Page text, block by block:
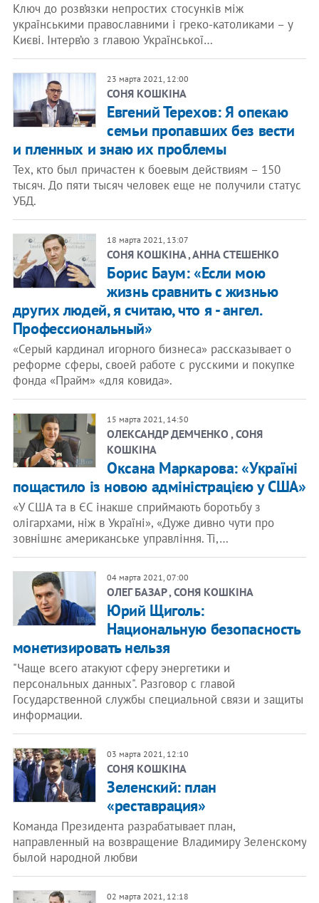
Ключ до розв’язки непростих стосунків між
українськими православними і греко-католиками – у
Києві. Інтерв’ю з главою Української…
23 марта 2021, 12:00
СОНЯ КОШКІНА
Евгений Терехов: Я опекаю
семьи пропавших без вести
и пленных и знаю их проблемы
Тех, кто был причастен к боевым действиям – 150
тысяч. До пяти тысяч человек еще не получили статус
УБД.
18 марта 2021, 13:07
СОНЯ КОШКІНА , АННА СТЕШЕНКО
Борис Баум: «Если мою
жизнь сравнить с жизнью
других людей, я считаю, что я - ангел.
Профессиональный»
«Серый кардинал игорного бизнеса» рассказывает о
реформе сферы, своей работе с русскими и покупке
фонда «Прайм» «для ковида».
15 марта 2021, 14:50
ОЛЕКСАНДР ДЕМЧЕНКО , СОНЯ
КОШКІНА
Оксана Маркарова: «Україні
пощастило із новою адміністрацією у США»
«У США та в ЄС інакше сприймають боротьбу з
олігархами, ніж в Україні», «Дуже дивно чути про
зовнішнє американське управління. Ті,…
04 марта 2021, 07:00
ОЛЕГ БАЗАР , СОНЯ КОШКІНА
Юрий Щиголь:
Национальную безопасность
монетизировать нельзя
"Чаще всего атакуют сферу энергетики и
персональных данных". Разговор с главой
Государственной службы специальной связи и защиты
информации.
03 марта 2021, 12:10
СОНЯ КОШКІНА
Зеленский: план
«реставрация»
Команда Президента разрабатывает план,
направленный на возвращение Владимиру Зеленскому
былой народной любви
02 марта 2021, 12:18